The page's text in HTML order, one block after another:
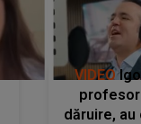
VIDEO
dăruire, au